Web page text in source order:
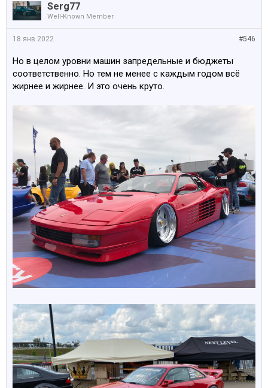
Serg77
Well-Known Member
#546
18 янв 2022
Но в целом уровни машин запредельные и бюджеты
соответственно. Но тем не менее с каждым годом всё
жирнее и жирнее. И это очень круто.